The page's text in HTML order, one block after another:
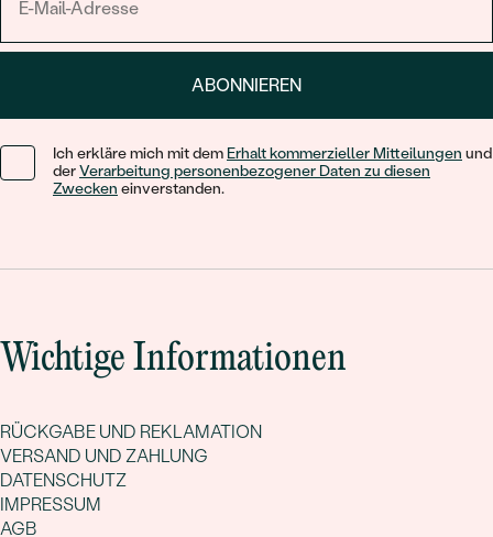
ABONNIEREN
Ich erkläre mich mit dem Erhalt kommerzieller Mitteilungen und
derVerarbeitung personenbezogener Daten zu diesen
Zwecken einverstanden.
Wichtige Informationen
RÜCKGABE UND REKLAMATION
VERSAND UND ZAHLUNG
DATENSCHUTZ
IMPRESSUM
AGB